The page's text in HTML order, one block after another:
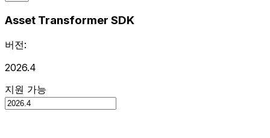
Asset Transformer SDK
버전:
2026.4
지원 가능